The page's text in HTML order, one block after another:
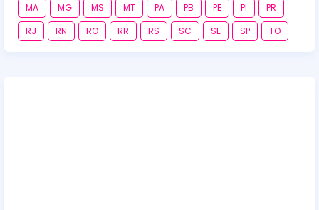
MA
MG MS MT PA PB PE PI
PR
RJ
RN RO RR RS SC SE SP TO